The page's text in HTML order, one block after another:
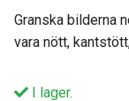
Granska bilderna
vara nött,
I lager.